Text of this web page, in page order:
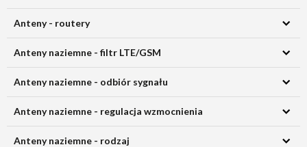
Anteny - routery
Anteny naziemne - filtr LTE/GSM
Anteny naziemne - odbiór sygnału
Anteny naziemne - regulacja wzmocnienia
Anteny naziemne - rodzaj